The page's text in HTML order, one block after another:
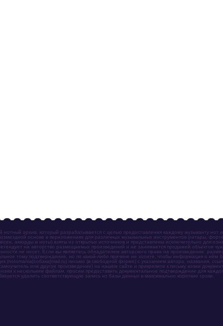
нотный архив, который разрабатывается с целью предоставления каждому музыканту нот
основе в переложениях для различных музыкальных инструментов (гитары,
аккорды и ноты) взяты из открытых источников и представлены исключительно для
на авторство размещаемых произведений и не занимается продажей объектов
не несет. Если вы являетесь обладателем авторского права на произведение,
тому подтверждение, но по какой-либо причине не хотите, чтобы информация о нём
(notomania[собака]mail.ru) письмо (в свободной форме) с указанием автора, названия,
или другое произведение) на нашем сайте и прикрепите к письму копии
к нескольким файлам, просим предоставить документальное подтверждение для
удалить соответствующую запись из базы данных в максимально короткие сроки.